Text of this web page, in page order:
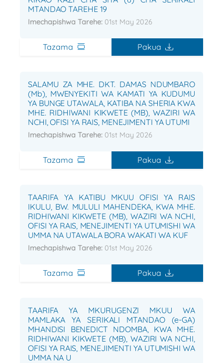
MTANDAO TAREHE 19
Imechapishwa Tarehe: 01st May 2026
Tazama Pakua
SALAMU ZA MHE. DKT. DAMAS NDUMBARO
(Mb), MWENYEKITI WA KAMATI YA KUDUMU
YA BUNGE UTAWALA, KATIBA NA SHERIA KWA
MHE. RIDHIWANI KIKWETE (MB), WAZIRI WA
NCHI, OFISI YA RAIS, MENEJIMENTI YA UTUMI
Imechapishwa Tarehe: 01st May 2026
Tazama Pakua
TAARIFA YA KATIBU MKUU OFISI YA RAIS
IKULU, BW. MULULI MAHENDEKA, KWA MHE.
RIDHIWANI KIKWETE (MB), WAZIRI WA NCHI,
OFISI YA RAIS, MENEJIMENTI YA UTUMISHI WA
UMMA NA UTAWALA BORA WAKATI WA KUF
Imechapishwa Tarehe: 01st May 2026
Tazama Pakua
TAARIFA YA MKURUGENZI MKUU WA
MAMLAKA YA SERIKALI MTANDAO (e-GA)
MHANDISI BENEDICT NDOMBA, KWA MHE.
RIDHIWANI KIKWETE (MB), WAZIRI WA NCHI,
OFISI YA RAIS, MENEJIMENTI YA UTUMISHI WA
UMMA NA U